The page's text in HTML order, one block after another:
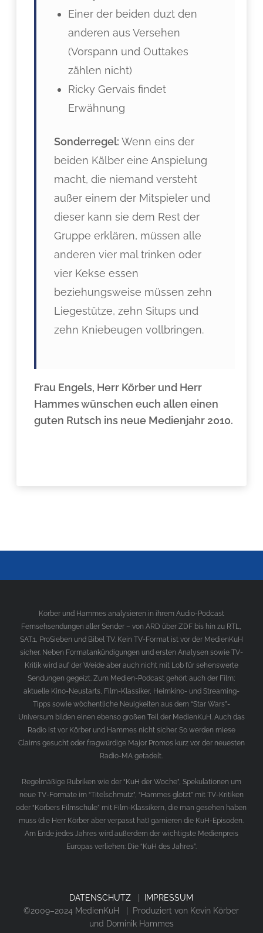
Einer der beiden duzt den
anderen aus Versehen
(Vorspann und Outtakes
zählen nicht)
Ricky Gervais findet
Erwähnung
Sonderregel: Wenn eins der
beiden Kälber eine Anspielung
macht, die niemand versteht
außer einem der Mitspieler und
dieser kann sie dem Rest der
Gruppe erklären, müssen alle
anderen vier mal trinken oder
vier Kekse essen
beziehungsweise müssen zehn
Liegestütze, zehn Situps und
zehn Kniebeugen vollbringen.
Frau Engels, Herr Körber und Herr
Hammes wünschen euch allen einen
guten Rutsch ins neue Medienjahr 2010.
Körber und Hammes analysieren in ihrem Audio-Podcast
Fernsehsendungen aller Sender – von ARD über ZDF bis hin zu RTL,
SAT.1, ProSieben und Bibel TV. Kein TV-Format ist vor der MedienKuH
sicher. Neben Formatankündigungen und ersten Analysen sowie TV-
Kritik wird auf der Weide aber auch nicht mit Lob für sehenswerte
Sendungen gegeizt. Zum Medien-Podcast gehört auch der Film;
aktuelle Kino-Neustarts, Film-Klassiker, Heimkino- und Streaming-
Tipps sowie wöchentliche Neuigkeiten aus dem “Star Wars”-
Universum bilden einen ebenso großen Teil der MedienKuH. Auch das
Radio ist vor Körber und Hammes nicht sicher. So werden miese
Claims gesucht oder fragwürdige Major Promos kurz vor der neuesten
Radio-MA getadelt.
Regelmäßige Rubriken wie der “KuH der Woche”, Spekulationen um
neue TV-Formate im “Titelschmutz”, “Hammes glotzt” mit TV-Kritiken
oder “Körbers Filmschule” mit Film-Klassikern, die man gesehen haben
muss (die Herr Körber aber verpasst hat) garnieren die KuH-Episoden.
Am Ende jedes Jahres wird außerdem der wichtigste Medienpreis
Europas verliehen: Die “KuH des Jahres”.
DATENSCHUTZ
IMPRESSUM
©2009–2024 MedienKuH | Produziert von Kevin Körber
und Dominik Hammes